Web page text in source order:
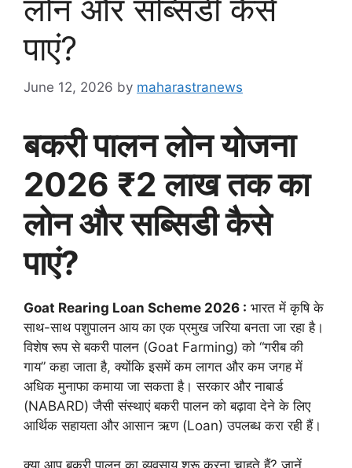
लोन और सब्सिडी कैसे
पाएं?
June 12, 2026 by maharastranews
बकरी पालन लोन योजना
2026 ₹2 लाख तक का
लोन और सब्सिडी कैसे
पाएं?
Goat Rearing Loan Scheme 2026 : भारत में कृषि के
साथ-साथ पशुपालन आय का एक प्रमुख जरिया बनता जा रहा है।
विशेष रूप से बकरी पालन (Goat Farming) को “गरीब की
गाय” कहा जाता है, क्योंकि इसमें कम लागत और कम जगह में
अधिक मुनाफा कमाया जा सकता है। सरकार और नाबार्ड
(NABARD) जैसी संस्थाएं बकरी पालन को बढ़ावा देने के लिए
आर्थिक सहायता और आसान ऋण (Loan) उपलब्ध करा रही हैं।